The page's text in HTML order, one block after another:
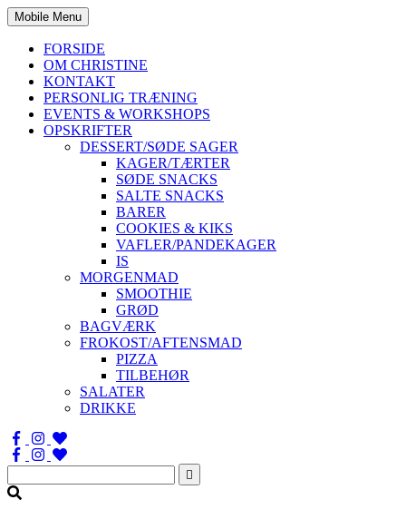
Mobile Menu
FORSIDE
OM CHRISTINE
KONTAKT
PERSONLIG TRÆNING
EVENTS & WORKSHOPS
OPSKRIFTER
DESSERT/SØDE SAGER
KAGER/TÆRTER
SØDE SNACKS
SALTE SNACKS
BARER
COOKIES & KIKS
VAFLER/PANDEKAGER
IS
MORGENMAD
SMOOTHIE
GRØD
BAGVÆRK
FROKOST/AFTENSMAD
PIZZA
TILBEHØR
SALATER
DRIKKE
Søg
efter: